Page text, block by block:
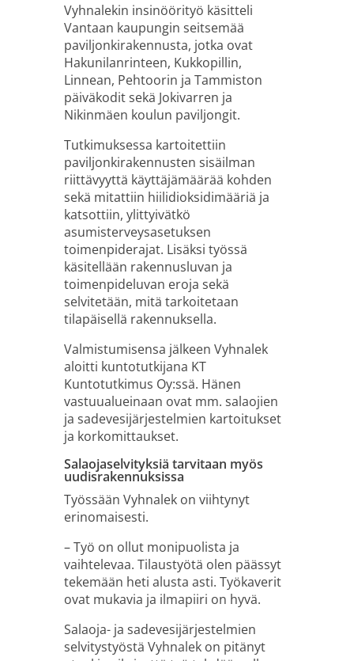
Vyhnalekin insinöörityö käsitteli
Vantaan kaupungin seitsemää
paviljonkirakennusta, jotka ovat
Hakunilanrinteen, Kukkopillin,
Linnean, Pehtoorin ja Tammiston
päiväkodit sekä Jokivarren ja
Nikinmäen koulun paviljongit.
Tutkimuksessa kartoitettiin
paviljonkirakennusten sisäilman
riittävyyttä käyttäjämäärää kohden
sekä mitattiin hiilidioksidimääriä ja
katsottiin, ylittyivätkö
asumisterveysasetuksen
toimenpiderajat. Lisäksi työssä
käsitellään rakennusluvan ja
toimenpideluvan eroja sekä
selvitetään, mitä tarkoitetaan
tilapäisellä rakennuksella.
Valmistumisensa jälkeen Vyhnalek
aloitti kuntotutkijana KT
Kuntotutkimus Oy:ssä. Hänen
vastuualueinaan ovat mm. salaojien
ja sadevesijärjestelmien kartoitukset
ja korkomittaukset.
Salaojaselvityksiä tarvitaan myös
uudisrakennuksissa
Työssään Vyhnalek on viihtynyt
erinomaisesti.
– Työ on ollut monipuolista ja
vaihtelevaa. Tilaustyötä olen päässyt
tekemään heti alusta asti. Työkaverit
ovat mukavia ja ilmapiiri on hyvä.
Salaoja- ja sadevesijärjestelmien
selvitystyöstä Vyhnalek on pitänyt